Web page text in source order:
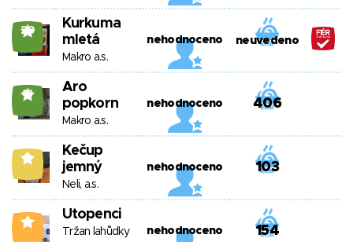
20
Kurkuma
mletá
Makro a.s.
nehodnoceno neuvedeno
18
Aro
popkorn
Makro a.s.
nehodnoceno 406
9
Kečup
jemný
Neli, a.s.
nehodnoceno 103
4 Utopenci
Tržan lahůdky
nehodnoceno 154